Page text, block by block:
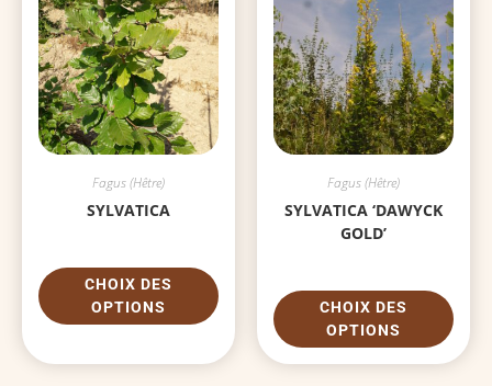
Fagus (Hêtre)
SYLVATICA
CHOIX DES
OPTIONS
Fagus (Hêtre)
SYLVATICA ‘DAWYCK
GOLD’
CHOIX DES
OPTIONS